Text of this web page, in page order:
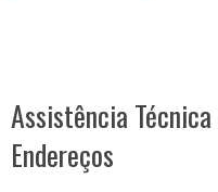
Assistência
Endereços